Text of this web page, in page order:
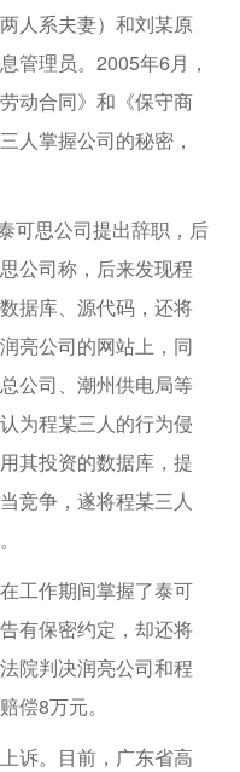
人系夫妻）和刘某原
管理员。2005年6月，
动合同》和《保守商
人掌握公司的秘密，
思公司提出辞职，后
公司称，后来发现程
据库、源代码，还将
亮公司的网站上，同
公司、潮州供电局等
为程某三人的行为侵
其投资的数据库，提
竞争，遂将程某三人
工作期间掌握了泰可
有保密约定，却还将
院判决润亮公司和程
偿8万元。
。目前，广东省高